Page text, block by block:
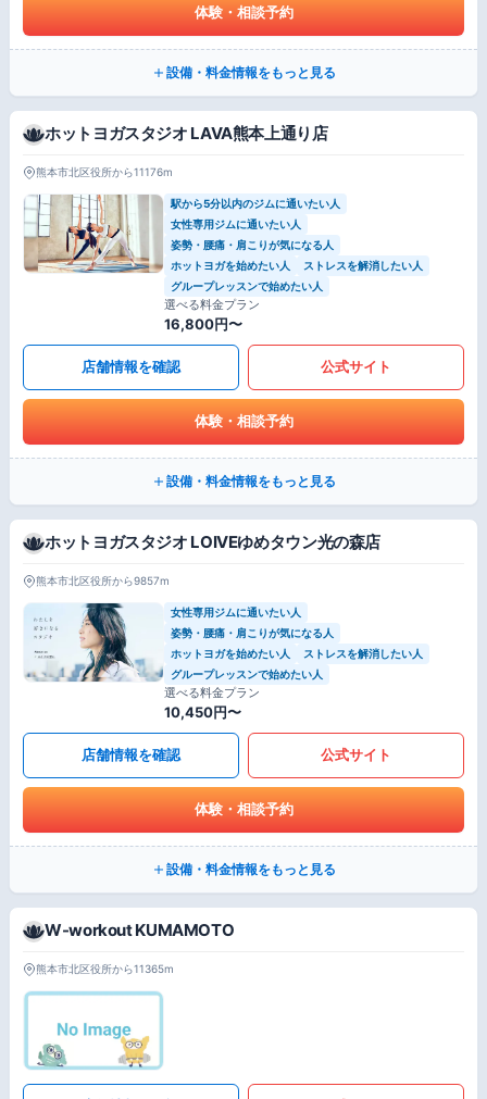
体験・相談予約
設備・料金情報をもっと見る
ホットヨガスタジオ LAVA熊本上通り店
熊本市北区役所から11176m
駅から5分以内のジムに通いたい人
女性専用ジムに通いたい人
姿勢・腰痛・肩こりが気になる人
ホットヨガを始めたい人
ストレスを解消したい人
グループレッスンで始めたい人
選べる料金プラン
16,800円〜
店舗情報を確認 公式サイト
体験・相談予約
設備・料金情報をもっと見る
ホットヨガスタジオ LOIVEゆめタウン光の森店
熊本市北区役所から9857m
女性専用ジムに通いたい人
姿勢・腰痛・肩こりが気になる人
ホットヨガを始めたい人
ストレスを解消したい人
グループレッスンで始めたい人
選べる料金プラン
10,450円〜
店舗情報を確認 公式サイト
体験・相談予約
設備・料金情報をもっと見る
W-workout KUMAMOTO
熊本市北区役所から11365m